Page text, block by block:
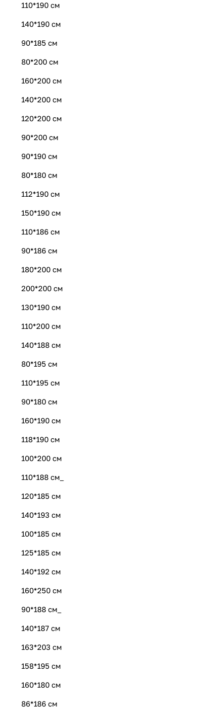
110*190 см
140*190 см
90*185 см
80*200 см
160*200 см
140*200 см
120*200 см
90*200 см
90*190 см
80*180 см
112*190 см
150*190 см
110*186 см
90*186 см
180*200 см
200*200 см
130*190 см
110*200 см
140*188 см
80*195 см
110*195 см
90*180 см
160*190 см
118*190 см
100*200 см
110*188 см_
120*185 см
140*193 см
100*185 см
125*185 см
140*192 см
160*250 см
90*188 см_
140*187 см
163*203 см
158*195 см
160*180 см
86*186 см